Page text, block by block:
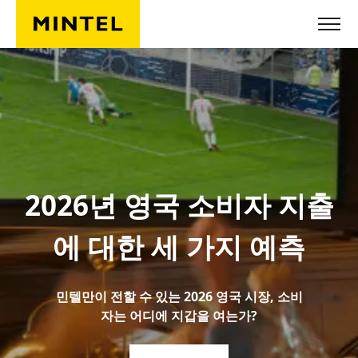
Skip to main content
2026년 영국 소비자 지출
에 대한 세 가지 예측
민텔만이 전할 수 있는 2026 영국 시장, 소비
자는 어디에 지갑을 여는가?